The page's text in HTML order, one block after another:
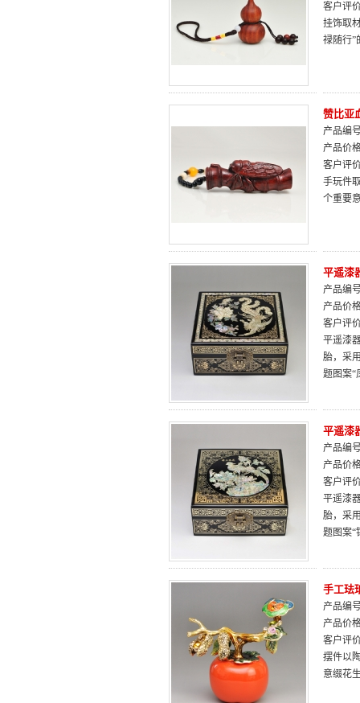
客户评
挂饰取
禄随行”
赞比亚
产品编
产品价
客户评
手玩件
个重要
平遥漆
产品编
产品价
客户评
平遥漆
胎，采
题图案“
平遥漆
产品编
产品价
客户评
平遥漆
胎，采
题图案“
手工珐
产品编
产品价
客户评
摆件以
意缀花